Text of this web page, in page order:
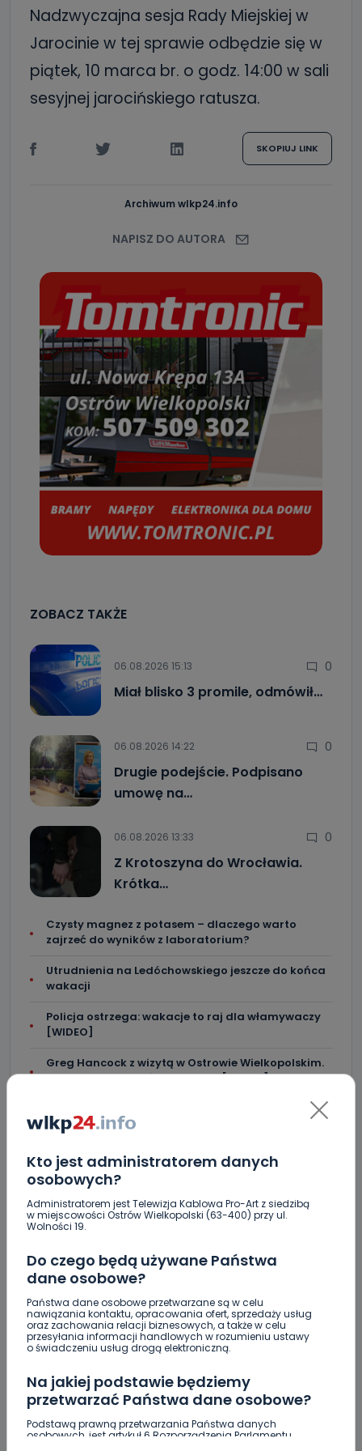
Kto jest administratorem danych
osobowych?
Administratorem jest Telewizja Kablowa Pro-Art z siedzibą
w miejscowości Ostrów Wielkopolski (63-400) przy ul.
Wolności 19.
Do czego będą używane Państwa
dane osobowe?
Państwa dane osobowe przetwarzane są w celu
nawiązania kontaktu, opracowania ofert, sprzedaży usług
oraz zachowania relacji biznesowych, a także w celu
przesyłania informacji handlowych w rozumieniu ustawy
o świadczeniu usług drogą elektroniczną.
Na jakiej podstawie będziemy
przetwarzać Państwa dane osobowe?
Podstawą prawną przetwarzania Państwa danych
osobowych, jest artykuł 6 Rozporządzenia Parlamentu
Nadzwyczajna sesja Rady Miejskiej w
Jarocinie w tej sprawie odbędzie się w
piątek, 10 marca br. o godz. 14:00 w sali
sesyjnej jarocińskiego ratusza.
SKOPIUJ LINK
Archiwum wlkp24.info
NAPISZ DO AUTORA
ZOBACZ TAKŻE
06.08.2026 15:13 0
Miał blisko 3 promile, odmówił…
06.08.2026 14:22 0
Drugie podejście. Podpisano
umowę na…
06.08.2026 13:33 0
Z Krotoszyna do Wrocławia.
Krótka…
Czysty magnez z potasem – dlaczego warto
zajrzeć do wyników z laboratorium?
Utrudnienia na Ledóchowskiego jeszcze do końca
wakacji
Policja ostrzega: wakacje to raj dla włamywaczy
[WIDEO]
Greg Hancock z wizytą w Ostrowie Wielkopolskim.
Wspiera amerykańskie talenty [WIDEO]
Masz karaluchy w domu? Sprawdź, jak skutecznie
się ich pozbyć!
Bójka z użyciem noża. Zatrzymano czterech
mężczyzn z Ostrowa
Przyglądała im się cała Polska. Mijają 23 lata od
strajku w Fabryce Wagon
To była pracowita noc dla straży pożarnej
Rzucał łatwopalnymi substancjami w strażaków.
Usłyszał zarzuty
Oszustwa na czele statystyk. Prokuratura
Okręgowa w Ostrowie podsumowała półrocze